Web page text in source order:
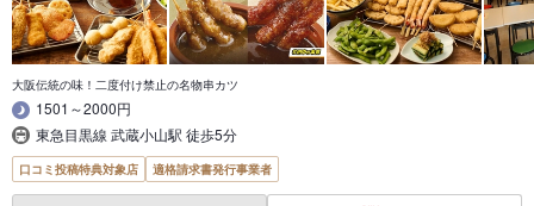
大阪伝統の味！二度付け禁止の名物串カツ
1501～2000円
東急目黒線 武蔵小山駅 徒歩5分
口コミ投稿特典対象店 適格請求書発行事業者